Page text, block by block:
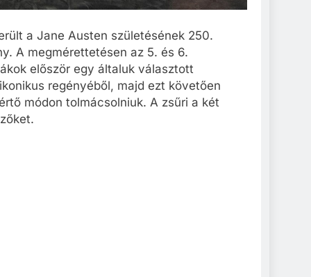
a Jane Austen születésének 250.
A megmérettetésen az 5. és 6.
először egy általuk választott
regényéből, majd ezt követően
módon tolmácsolniuk. A zsűri a két